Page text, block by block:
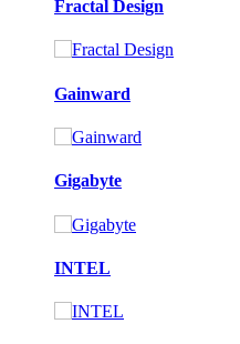
Fractal Design
Gainward
Gigabyte
INTEL